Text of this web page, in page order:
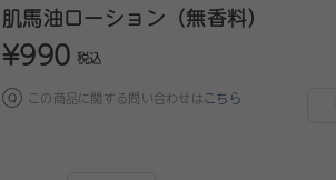
肌馬油ローション（無香料）
¥990 税込
この商品に関する問い合わせはこちら